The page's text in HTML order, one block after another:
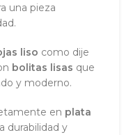
una pieza
liso como dije
bolitas lisas que
y moderno.
en plata
durabilidad y